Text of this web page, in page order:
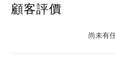
顧客評價
尚未有